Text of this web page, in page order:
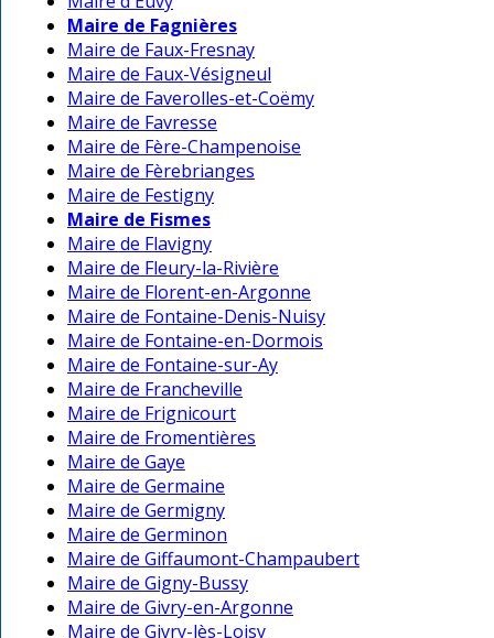
Maire de Fagnières
Maire de Faux-Fresnay
Maire de Faux-Vésigneul
Maire de Faverolles-et-Coëmy
Maire de Favresse
Maire de Fère-Champenoise
Maire de Fèrebrianges
Maire de Festigny
Maire de Fismes
Maire de Flavigny
Maire de Fleury-la-Rivière
Maire de Florent-en-Argonne
Maire de Fontaine-Denis-Nuisy
Maire de Fontaine-en-Dormois
Maire de Fontaine-sur-Ay
Maire de Francheville
Maire de Frignicourt
Maire de Fromentières
Maire de Gaye
Maire de Germaine
Maire de Germigny
Maire de Germinon
Maire de Giffaumont-Champaubert
Maire de Gigny-Bussy
Maire de Givry-en-Argonne
Maire de Givry-lès-Loisy